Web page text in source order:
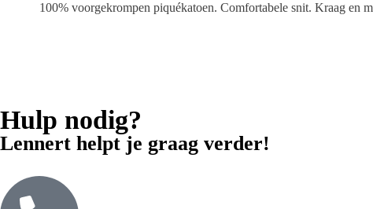
100% voorgekrompen piquékatoen. Comfortabele snit. Kraag
Hulp nodig?
Lennert helpt je graag verder!